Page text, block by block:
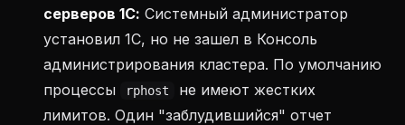
серверов 1С: Системный администратор
установил 1С, но не зашел в Консоль
администрирования кластера. По умолчанию
процессы
rphost
не имеют жестких
лимитов. Один "заблудившийся" отчет